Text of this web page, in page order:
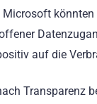
Microsoft
auf die
Transparenz